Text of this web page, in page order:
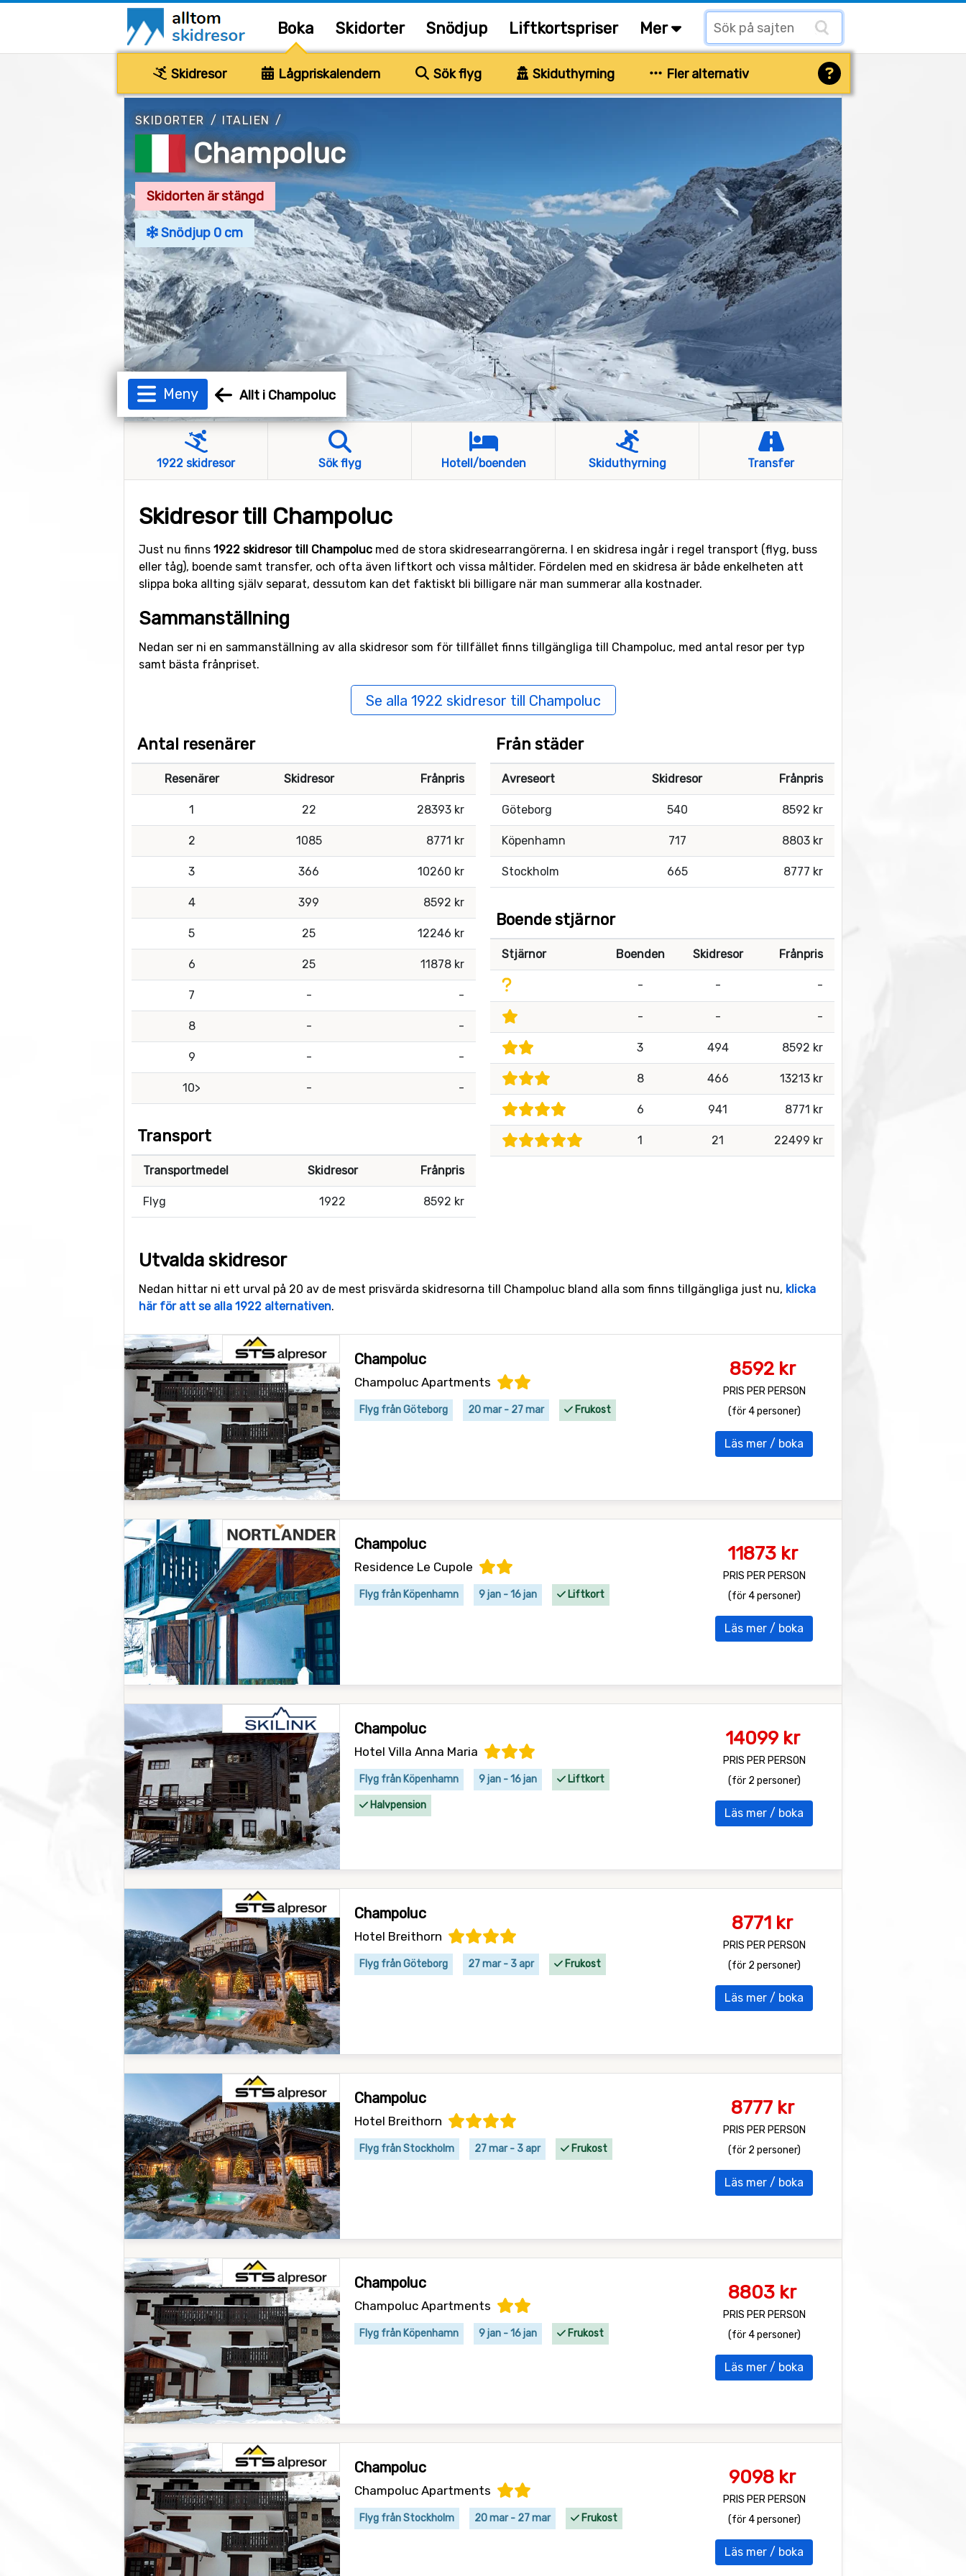
Boka Skidorter Snödjup Liftkortspriser Mer
Skidresor Lågpriskalendern Sök flyg Skiduthyrning Fler alternativ
SKIDORTER / ITALIEN /
Champoluc
Skidorten är stängd
Snödjup 0 cm
Meny Allt i Champoluc
1922 skidresor Sök flyg Hotell/boenden Skiduthyrning Transfer
Skidresor till Champoluc
Just nu finns 1922 skidresor till Champoluc med de stora skidresearrangörerna. I en skidresa ingår i regel transport (flyg, buss
eller tåg), boende samt transfer, och ofta även liftkort och vissa måltider. Fördelen med en skidresa är både enkelheten att
slippa boka allting själv separat, dessutom kan det faktiskt bli billigare när man summerar alla kostnader.
Sammanställning
Nedan ser ni en sammanställning av alla skidresor som för tillfället finns tillgängliga till Champoluc, med antal resor per typ
samt bästa frånpriset.
Se alla 1922 skidresor till Champoluc
Antal resenärer
Resenärer Skidresor Frånpris
1 22 28393 kr
2 1085 8771 kr
3 366 10260 kr
4 399 8592 kr
5 25 12246 kr
6 25 11878 kr
7 - -
8 - -
9 - -
10> - -
Transport
Transportmedel Skidresor Frånpris
Flyg 1922 8592 kr
Från städer
Avreseort Skidresor Frånpris
Göteborg 540 8592 kr
Köpenhamn 717 8803 kr
Stockholm 665 8777 kr
Boende stjärnor
Stjärnor Boenden Skidresor Frånpris
- - -
- - -
3 494 8592 kr
8 466 13213 kr
6 941 8771 kr
1 21 22499 kr
Utvalda skidresor
Nedan hittar ni ett urval på 20 av de mest prisvärda skidresorna till Champoluc bland alla som finns tillgängliga just nu, klicka
här för att se alla 1922 alternativen.
Champoluc
Champoluc Apartments
Flyg från Göteborg 20 mar - 27 mar Frukost
8592 kr
PRIS PER PERSON
(för 4 personer)
Läs mer / boka
Champoluc
Residence Le Cupole
Flyg från Köpenhamn 9 jan - 16 jan Liftkort
11873 kr
PRIS PER PERSON
(för 4 personer)
Läs mer / boka
Champoluc
Hotel Villa Anna Maria
Flyg från Köpenhamn 9 jan - 16 jan Liftkort
Halvpension
14099 kr
PRIS PER PERSON
(för 2 personer)
Läs mer / boka
Champoluc
Hotel Breithorn
Flyg från Göteborg 27 mar - 3 apr Frukost
8771 kr
PRIS PER PERSON
(för 2 personer)
Läs mer / boka
Champoluc
Hotel Breithorn
Flyg från Stockholm 27 mar - 3 apr Frukost
8777 kr
PRIS PER PERSON
(för 2 personer)
Läs mer / boka
Champoluc
Champoluc Apartments
Flyg från Köpenhamn 9 jan - 16 jan Frukost
8803 kr
PRIS PER PERSON
(för 4 personer)
Läs mer / boka
Champoluc
Champoluc Apartments
Flyg från Stockholm 20 mar - 27 mar Frukost
9098 kr
PRIS PER PERSON
(för 4 personer)
Läs mer / boka